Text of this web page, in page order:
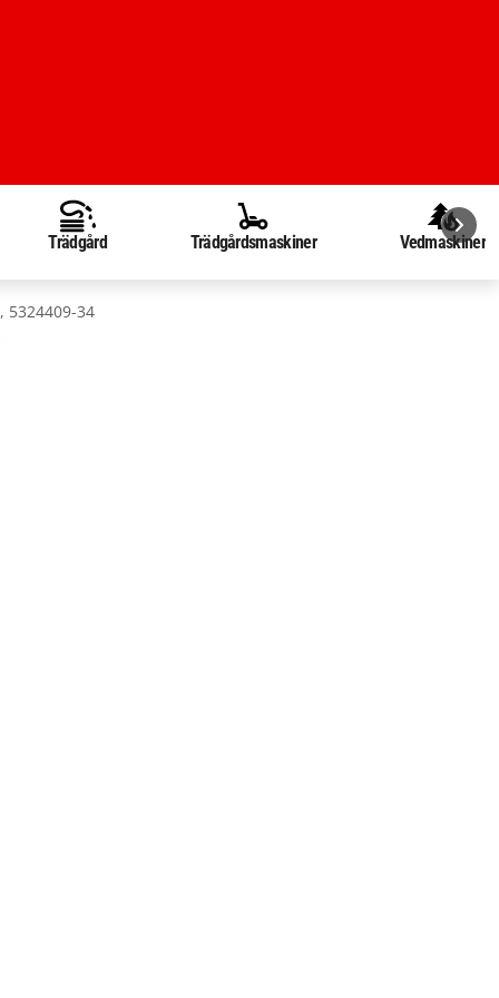
Trädgård Trädgårdsmaskiner Vedmaskiner
5324409-34